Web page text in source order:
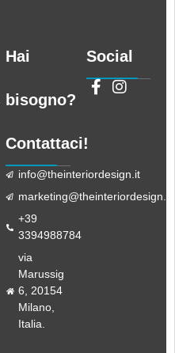
Hai
bisogno?
Contattaci!
info@theinteriordesign.it
marketing@theinteriordesign.it
+39
3394988784
via
Marussig
6, 20154
Milano,
Italia.
Social